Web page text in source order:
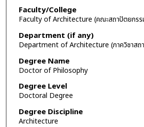
Faculty/College
Faculty of Architecture (คณะสถาปัตยกรร
Department (if any)
Department of Architecture (ภาควิชาสถ
Degree Name
Doctor of Philosophy
Degree Level
Doctoral Degree
Degree Discipline
Architecture